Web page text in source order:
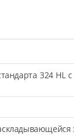
324 HL